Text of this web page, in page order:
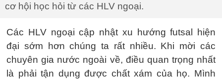
cơ hội học hỏi từ các HLV ngoại.
Các HLV ngoại cập nhật xu hướng futsal hiện
đại sớm hơn chúng ta rất nhiều. Khi mời các
chuyên gia nước ngoài về, điều quan trọng nhất
là phải tận dụng được chất xám của họ. Mình